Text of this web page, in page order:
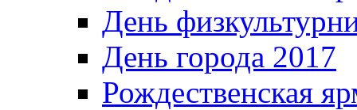
День
День города 2017
Рождественская